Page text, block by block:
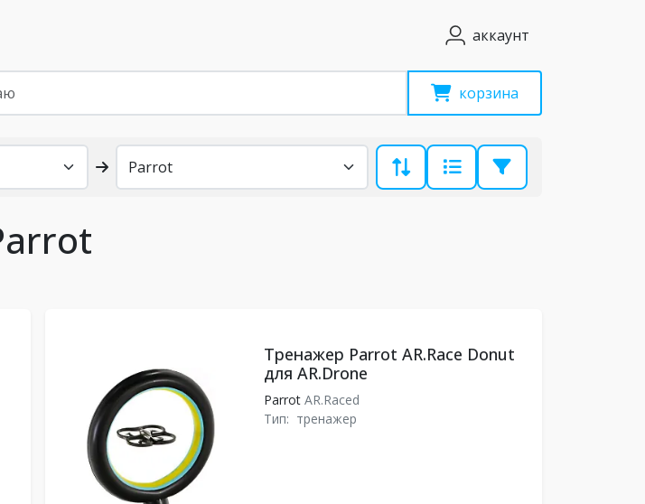
аккаунт
корзина
Тренажер Parrot AR.Race Donut
для AR.Drone
ParrotAR.Raced
Тип: тренажер